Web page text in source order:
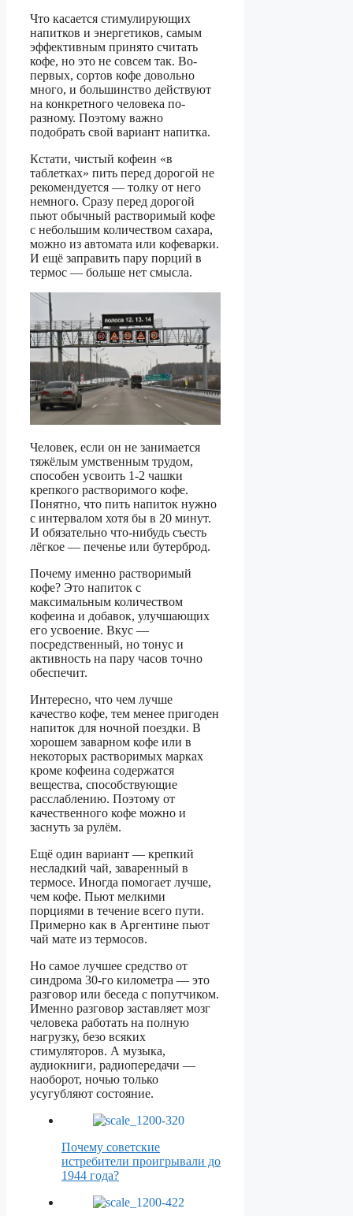
Что касается стимулирующих
напитков и энергетиков, самым
эффективным принято считать
кофе, но это не совсем так. Во-
первых, сортов кофе довольно
много, и большинство действуют
на конкретного человека по-
разному. Поэтому важно
подобрать свой вариант напитка.
Кстати, чистый кофеин «в
таблетках» пить перед дорогой не
рекомендуется — толку от него
немного. Сразу перед дорогой
пьют обычный растворимый кофе
с небольшим количеством сахара,
можно из автомата или кофеварки.
И ещё заправить пару порций в
термос — больше нет смысла.
Человек, если он не занимается
тяжёлым умственным трудом,
способен усвоить 1-2 чашки
крепкого растворимого кофе.
Понятно, что пить напиток нужно
с интервалом хотя бы в 20 минут.
И обязательно что-нибудь съесть
лёгкое — печенье или бутерброд.
Почему именно растворимый
кофе? Это напиток с
максимальным количеством
кофеина и добавок, улучшающих
его усвоение. Вкус —
посредственный, но тонус и
активность на пару часов точно
обеспечит.
Интересно, что чем лучше
качество кофе, тем менее пригоден
напиток для ночной поездки. В
хорошем заварном кофе или в
некоторых растворимых марках
кроме кофеина содержатся
вещества, способствующие
расслаблению. Поэтому от
качественного кофе можно и
заснуть за рулём.
Ещё один вариант — крепкий
несладкий чай, заваренный в
термосе. Иногда помогает лучше,
чем кофе. Пьют мелкими
порциями в течение всего пути.
Примерно как в Аргентине пьют
чай мате из термосов.
Но самое лучшее средство от
синдрома 30-го километра — это
разговор или беседа с попутчиком.
Именно разговор заставляет мозг
человека работать на полную
нагрузку, безо всяких
стимуляторов. А музыка,
аудиокниги, радиопередачи —
наоборот, ночью только
усугубляют состояние.
Почему советские
истребители проигрывали до
1944 года?